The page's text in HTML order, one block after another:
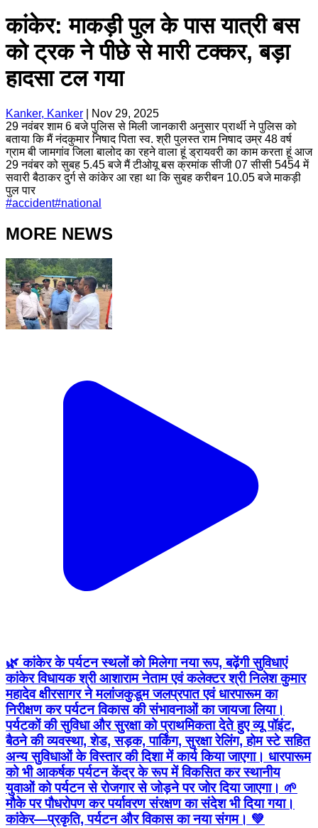
कांकेर: माकड़ी पुल के पास यात्री बस
को ट्रक ने पीछे से मारी टक्कर, बड़ा
हादसा टल गया
Kanker, Kanker
Nov 29, 2025
29 नवंबर शाम 6 बजे पुलिस से मिली जानकारी अनुसार प्रार्थी ने पुलिस को
बताया कि मैं नंदकुमार निषाद पिता स्व. श्री पुलस्त राम निषाद उम्र 48 वर्ष
ग्राम बी जामगांव जिला बालोद का रहने वाला हूं ड्रायवरी का काम करता हूं आज
29 नवंबर को सुबह 5.45 बजे मैं टीओयू बस क्रमांक सीजी 07 सीसी 5454 में
सवारी बैठाकर दुर्ग से कांकेर आ रहा था कि सुबह करीबन 10.05 बजे माकड़ी
पुल पार
#accident#national
MORE NEWS
🌿 कांकेर के पर्यटन स्थलों को मिलेगा नया रूप, बढ़ेंगी सुविधाएं
कांकेर विधायक श्री आशाराम नेताम एवं कलेक्टर श्री निलेश कुमार
महादेव क्षीरसागर ने मलांजकुडूम जलप्रपात एवं धारपारूम का
निरीक्षण कर पर्यटन विकास की संभावनाओं का जायजा लिया।
पर्यटकों की सुविधा और सुरक्षा को प्राथमिकता देते हुए व्यू पॉइंट,
बैठने की व्यवस्था, शेड, सड़क, पार्किंग, सुरक्षा रेलिंग, होम स्टे सहित
अन्य सुविधाओं के विस्तार की दिशा में कार्य किया जाएगा। धारपारूम
को भी आकर्षक पर्यटन केंद्र के रूप में विकसित कर स्थानीय
युवाओं को पर्यटन से रोजगार से जोड़ने पर जोर दिया जाएगा। 🌱
मौके पर पौधरोपण कर पर्यावरण संरक्षण का संदेश भी दिया गया।
कांकेर—प्रकृति, पर्यटन और विकास का नया संगम। 💚